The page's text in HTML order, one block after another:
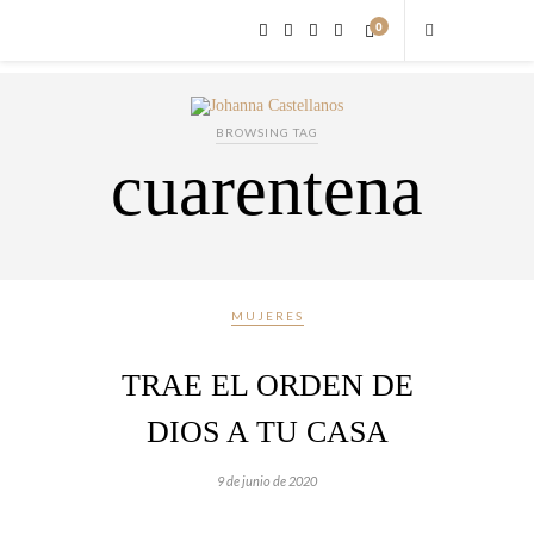
0
BROWSING TAG
cuarentena
MUJERES
TRAE EL ORDEN DE
DIOS A TU CASA
9 de junio de 2020